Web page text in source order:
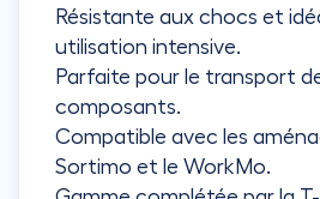
Résistante aux chocs et
utilisation intensive.
Parfaite pour le transport
composants.
Compatible avec les
Sortimo et le WorkMo.